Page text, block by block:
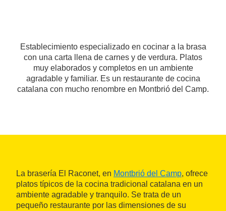
Establecimiento especializado en cocinar a la brasa
con una carta llena de carnes y de verdura. Platos
muy elaborados y completos en un ambiente
agradable y familiar. Es un restaurante de cocina
catalana con mucho renombre en Montbrió del Camp.
La brasería El Raconet, en Montbrió del Camp, ofrece
platos típicos de la cocina tradicional catalana en un
ambiente agradable y tranquilo. Se trata de un
pequeño restaurante por las dimensiones de su